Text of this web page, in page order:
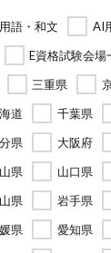
語・和文 AI
E資格試験会場
三重県
道 千葉県
県 大阪府
県 山口県
県 岩手県
県 愛知県